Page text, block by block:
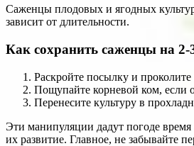
Саженцы плодовых и ягодных
зависит от длительности.
Как сохранить саженцы на 2-
Раскройте посылку и
Пощупайте корневой ком, если
Перенесите культуру в
Эти манипуляции дадут погоде время
их развитие. Главное, не забывайте